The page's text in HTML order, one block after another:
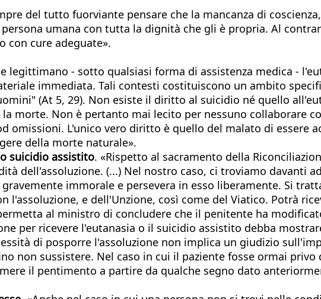
del tutto fuorviante pensare che la mancanza di
umana con tutta la dignità che gli è propria. Al
con cure adeguate».
legittimano - sotto qualsiasi forma di assistenza medica -
immediata. Tali contesti costituiscono un ambito
(At 5, 29). Non esiste il diritto al suicidio né quello
morte. Non è pertanto mai lecito per nessuno collaborare
omissioni. L'unico vero diritto è quello del malato di essere
della morte naturale».
suicidio assistito. «Rispetto al sacramento della
dell'assoluzione. (...) Nel nostro caso, ci troviamo davanti
immorale e persevera in esso liberamente. Si
l'assoluzione, e dell'Unzione, così come del Viatico. Potrà
al ministro di concludere che il penitente ha
per ricevere l'eutanasia o il suicidio assistito debba
di posporre l'assoluzione non implica un giudizio
non sussistere. Nel caso in cui il paziente fosse ormai
il pentimento a partire da qualche segno dato